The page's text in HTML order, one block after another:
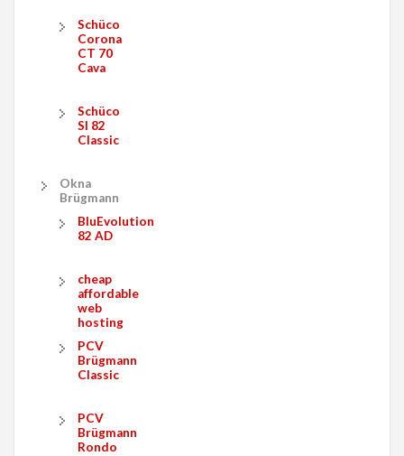
Schüco
Corona
CT 70
Cava
Schüco
SI 82
Classic
Okna
Brügmann
BluEvolution
82 AD
cheap
affordable
web
hosting
PCV
Brügmann
Classic
PCV
Brügmann
Rondo